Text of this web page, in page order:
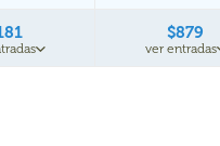
$879
ver entradas